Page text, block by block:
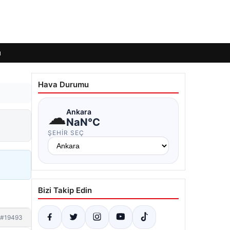
#19493
Hava Durumu
☁Ankara
NaN°C
ŞEHIR SEÇ
Bizi Takip Edin